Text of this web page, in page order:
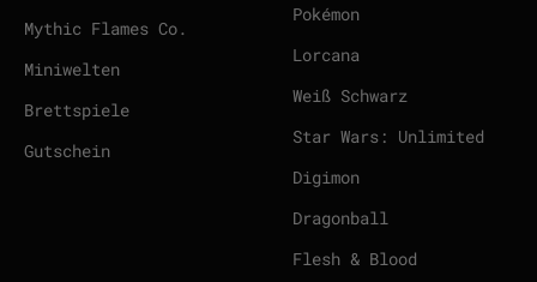
Mythic Flames Co.
Miniwelten
Brettspiele
Gutschein
Pokémon
Lorcana
Weiß Schwarz
Star Wars: Unlimited
Digimon
Dragonball
Flesh & Blood